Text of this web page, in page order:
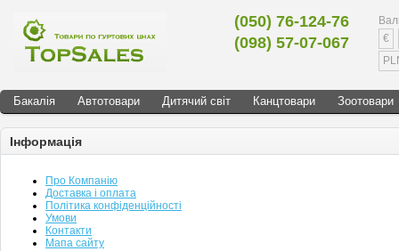
(050) 76-124-76
(098) 57-07-067
€
Бакалія Автотовари Дитячий світ Канцтовари Зоотовари
Інформація
Про Компанію
Доставка і оплата
Політика конфіденційності
Умови
Контакти
Мапа сайту